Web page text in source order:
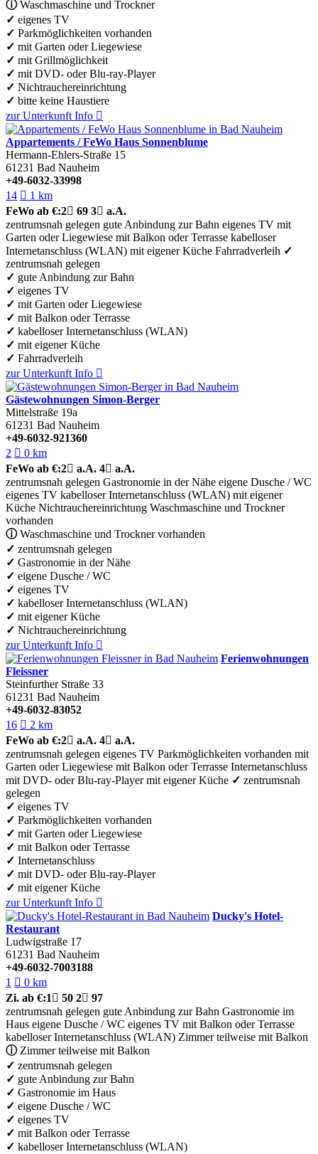
ⓘWaschmaschine und Trockner
✓ eigenes TV
✓ Parkmöglichkeiten vorhanden
✓ mit Garten oder Liegewiese
✓ mit Grillmöglichkeit
✓ mit DVD- oder Blu-ray-Player
✓ Nichtrauchereinrichtung
✓ bitte keine Haustiere
zur Unterkunft Info 
Appartements / FeWo Haus Sonnenblume
Hermann-Ehlers-Straße 15
61231 Bad Nauheim
+49-6032-33998
14  1 km
FeWo ab €:2 69 3 a.A.
zentrumsnah gelegen gute Anbindung zur Bahn eigenes TV mit
Garten oder Liegewiese mit Balkon oder Terrasse kabelloser
Internetanschluss (WLAN) mit eigener Küche Fahrradverleih ✓
zentrumsnah gelegen
✓ gute Anbindung zur Bahn
✓ eigenes TV
✓ mit Garten oder Liegewiese
✓ mit Balkon oder Terrasse
✓ kabelloser Internetanschluss (WLAN)
✓ mit eigener Küche
✓ Fahrradverleih
zur Unterkunft Info 
Gästewohnungen Simon-Berger
Mittelstraße 19a
61231 Bad Nauheim
+49-6032-921360
2  0 km
FeWo ab €:2 a.A. 4 a.A.
zentrumsnah gelegen Gastronomie in der Nähe eigene Dusche / WC
eigenes TV kabelloser Internetanschluss (WLAN) mit eigener
Küche Nichtrauchereinrichtung Waschmaschine und Trockner
vorhanden
ⓘWaschmaschine und Trockner vorhanden
✓ zentrumsnah gelegen
✓ Gastronomie in der Nähe
✓ eigene Dusche / WC
✓ eigenes TV
✓ kabelloser Internetanschluss (WLAN)
✓ mit eigener Küche
✓ Nichtrauchereinrichtung
zur Unterkunft Info 
Ferienwohnungen
Fleissner
Steinfurther Straße 33
61231 Bad Nauheim
+49-6032-83052
16  2 km
FeWo ab €:2 a.A. 4 a.A.
zentrumsnah gelegen eigenes TV Parkmöglichkeiten vorhanden mit
Garten oder Liegewiese mit Balkon oder Terrasse Internetanschluss
mit DVD- oder Blu-ray-Player mit eigener Küche ✓ zentrumsnah
gelegen
✓ eigenes TV
✓ Parkmöglichkeiten vorhanden
✓ mit Garten oder Liegewiese
✓ mit Balkon oder Terrasse
✓ Internetanschluss
✓ mit DVD- oder Blu-ray-Player
✓ mit eigener Küche
zur Unterkunft Info 
Ducky's Hotel-
Restaurant
Ludwigstraße 17
61231 Bad Nauheim
+49-6032-7003188
1  0 km
Zi. ab €:1  50 2 97
zentrumsnah gelegen gute Anbindung zur Bahn Gastronomie im
Haus eigene Dusche / WC eigenes TV mit Balkon oder Terrasse
kabelloser Internetanschluss (WLAN) Zimmer teilweise mit Balkon
ⓘZimmer teilweise mit Balkon
✓ zentrumsnah gelegen
✓ gute Anbindung zur Bahn
✓ Gastronomie im Haus
✓ eigene Dusche / WC
✓ eigenes TV
✓ mit Balkon oder Terrasse
✓ kabelloser Internetanschluss (WLAN)